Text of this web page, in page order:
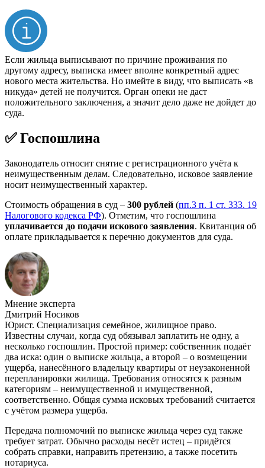
Если жильца выписывают по причине проживания по
другому адресу, выписка имеет вполне конкретный адрес
нового места жительства. Но имейте в виду, что выписать «в
никуда» детей не получится. Орган опеки не даст
положительного заключения, а значит дело даже не дойдет до
суда.
✅ Госпошлина
Законодатель относит снятие с регистрационного учёта к
неимущественным делам. Следовательно, исковое заявление
носит неимущественный характер.
Стоимость обращения в суд – 300 рублей (пп.3 п. 1 ст. 333. 19
Налогового кодекса РФ). Отметим, что госпошлина
уплачивается до подачи искового заявления. Квитанция об
оплате прикладывается к перечню документов для суда.
Мнение эксперта
Дмитрий Носиков
Юрист. Специализация семейное, жилищное право.
Известны случаи, когда суд обязывал заплатить не одну, а
несколько госпошлин. Простой пример: собственник подаёт
два иска: один о выписке жильца, а второй – о возмещении
ущерба, нанесённого владельцу квартиры от неузаконенной
перепланировки жилища. Требования относятся к разным
категориям – неимущественной и имущественной,
соответственно. Общая сумма исковых требований считается
с учётом размера ущерба.
Передача полномочий по выписке жильца через суд также
требует затрат. Обычно расходы несёт истец – придётся
собрать справки, направить претензию, а также посетить
нотариуса.